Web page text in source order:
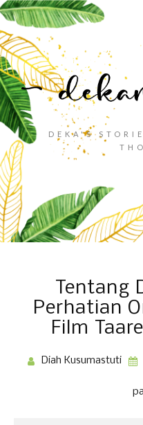
DEKA'S
Tentang
Perhatian
Film
Diah Kusumastuti